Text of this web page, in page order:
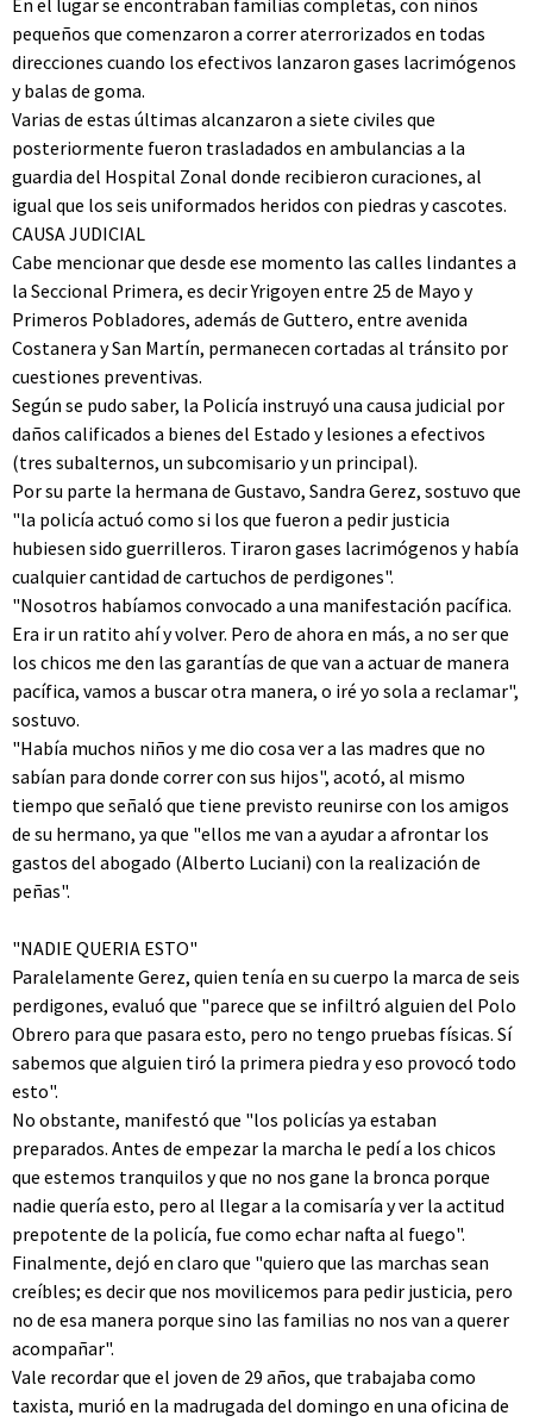
En el lugar se encontraban familias completas, con niños
pequeños que comenzaron a correr aterrorizados en todas
direcciones cuando los efectivos lanzaron gases lacrimógenos
y balas de goma.
Varias de estas últimas alcanzaron a siete civiles que
posteriormente fueron trasladados en ambulancias a la
guardia del Hospital Zonal donde recibieron curaciones, al
igual que los seis uniformados heridos con piedras y cascotes.
CAUSA JUDICIAL
Cabe mencionar que desde ese momento las calles lindantes a
la Seccional Primera, es decir Yrigoyen entre 25 de Mayo y
Primeros Pobladores, además de Guttero, entre avenida
Costanera y San Martín, permanecen cortadas al tránsito por
cuestiones preventivas.
Según se pudo saber, la Policía instruyó una causa judicial por
daños calificados a bienes del Estado y lesiones a efectivos
(tres subalternos, un subcomisario y un principal).
Por su parte la hermana de Gustavo, Sandra Gerez, sostuvo que
"la policía actuó como si los que fueron a pedir justicia
hubiesen sido guerrilleros. Tiraron gases lacrimógenos y había
cualquier cantidad de cartuchos de perdigones".
"Nosotros habíamos convocado a una manifestación pacífica.
Era ir un ratito ahí y volver. Pero de ahora en más, a no ser que
los chicos me den las garantías de que van a actuar de manera
pacífica, vamos a buscar otra manera, o iré yo sola a reclamar",
sostuvo.
"Había muchos niños y me dio cosa ver a las madres que no
sabían para donde correr con sus hijos", acotó, al mismo
tiempo que señaló que tiene previsto reunirse con los amigos
de su hermano, ya que "ellos me van a ayudar a afrontar los
gastos del abogado (Alberto Luciani) con la realización de
peñas".
"NADIE QUERIA ESTO"
Paralelamente Gerez, quien tenía en su cuerpo la marca de seis
perdigones, evaluó que "parece que se infiltró alguien del Polo
Obrero para que pasara esto, pero no tengo pruebas físicas. Sí
sabemos que alguien tiró la primera piedra y eso provocó todo
esto".
No obstante, manifestó que "los policías ya estaban
preparados. Antes de empezar la marcha le pedí a los chicos
que estemos tranquilos y que no nos gane la bronca porque
nadie quería esto, pero al llegar a la comisaría y ver la actitud
prepotente de la policía, fue como echar nafta al fuego".
Finalmente, dejó en claro que "quiero que las marchas sean
creíbles; es decir que nos movilicemos para pedir justicia, pero
no de esa manera porque sino las familias no nos van a querer
acompañar".
Vale recordar que el joven de 29 años, que trabajaba como
taxista, murió en la madrugada del domingo en una oficina de